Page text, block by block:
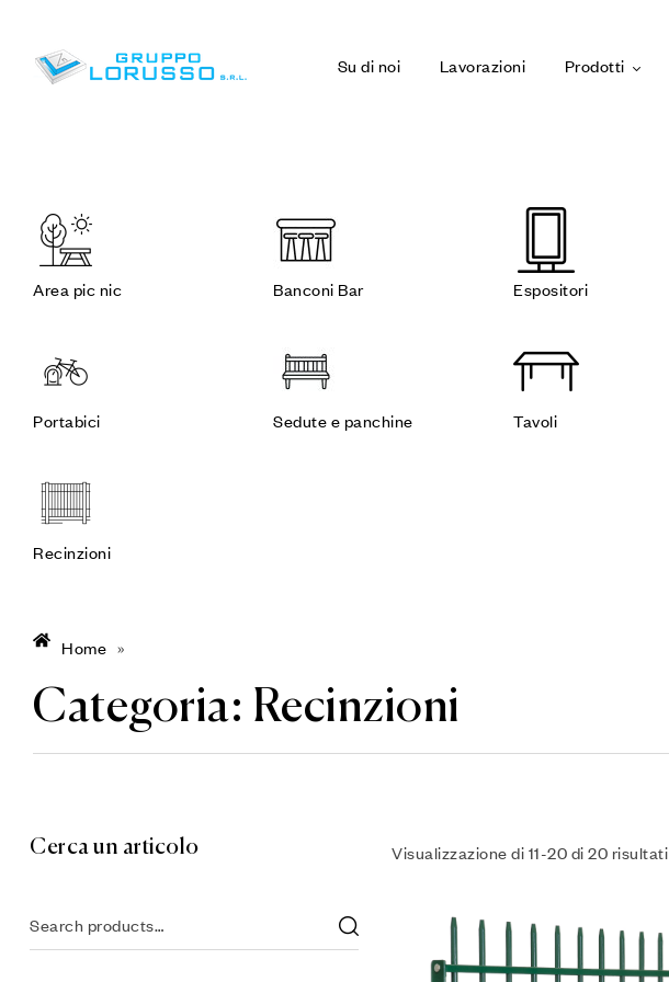
Su di noi Lavorazioni Prodotti
Area pic nic Banconi Bar Espositori
Portabici Sedute e panchine Tavoli
Recinzioni
Home »
Categoria: Recinzioni
Visualizzazione di 11-20 di 20 risultati
Cerca un articolo